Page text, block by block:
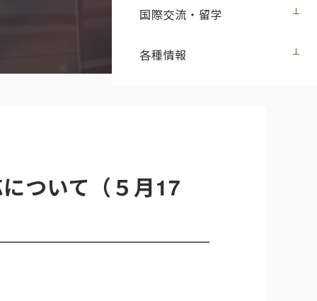
国際交流・留学
各種情報
ついて（５月17